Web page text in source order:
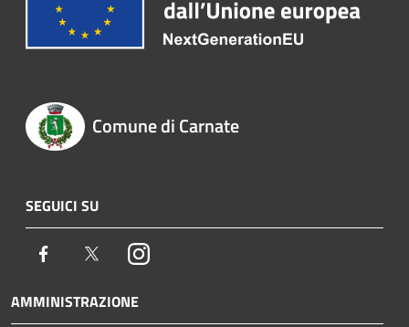
Comune di Carnate
SEGUICI SU
Facebook TwitterInstagram
AMMINISTRAZIONE